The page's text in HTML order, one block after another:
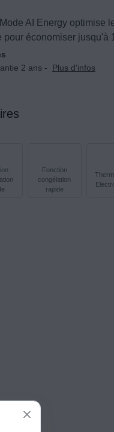
Mode AI Energy optimise
pour économiser jusqu'à
2 ans -
Plus d'infos
Fonction
congélation
rapide